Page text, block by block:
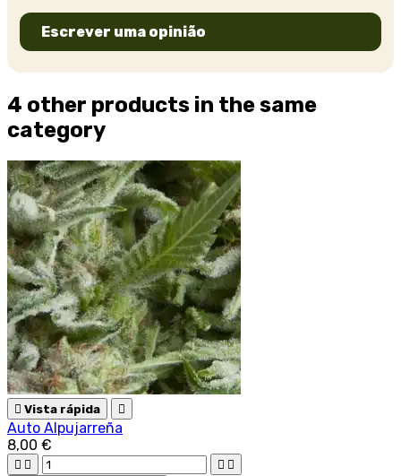
Escrever uma opinião
4 other products in the same
category
 Vista rápida 
Auto Alpujarreña
8,00 €
   